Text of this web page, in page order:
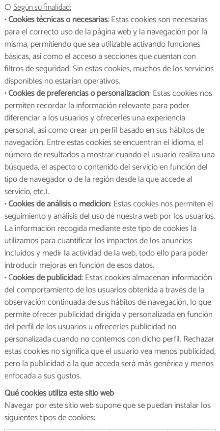
C) Según su finalidad:
•Cookies técnicas o necesarias: Estas cookies son necesarias
para el correcto uso de la página web y la navegación por la
misma, permitiendo que sea utilizable activando funciones
básicas, así como el acceso a secciones que cuentan con
filtros de seguridad. Sin estas cookies, muchos de los servicios
disponibles no estarían operativos.
•Cookies de preferencias o personalización: Estas cookies nos
permiten recordar la información relevante para poder
diferenciar a los usuarios y ofrecerles una experiencia
personal, así como crear un perfil basado en sus hábitos de
navegación. Entre estas cookies se encuentran el idioma, el
número de resultados a mostrar cuando el usuario realiza una
búsqueda, el aspecto o contenido del servicio en función del
tipo de navegador o de la región desde la que accede al
servicio, etc.).
•Cookies de análisis o medición: Estas cookies nos permiten el
seguimiento y análisis del uso de nuestra web por los usuarios.
La información recogida mediante este tipo de cookies la
utilizamos para cuantificar los impactos de los anuncios
incluidos y medir la actividad de la web, todo ello para poder
introducir mejoras en función de esos datos.
• Cookies de publicidad: Estas cookies almacenan información
del comportamiento de los usuarios obtenida a través de la
observación continuada de sus hábitos de navegación, lo que
permite ofrecer publicidad dirigida y personalizada en función
del perfil de los usuarios u ofrecerles publicidad no
personalizada cuando no contemos con dicho perfil. Rechazar
estas cookies no significa que el usuario vea menos publicidad,
pero la publicidad a la que acceda será más genérica y menos
enfocada a sus gustos.
Qué cookies utiliza este sitio web
Navegar por este sitio web supone que se puedan instalar los
siguientes tipos de cookies: